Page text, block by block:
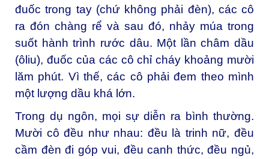
đuốc trong tay (chứ không phải đèn), các cô
ra đón chàng rể và sau đó, nhảy múa trong
suốt hành trình rước dâu. Một lần châm dầu
(ôliu), đuốc của các cô chỉ cháy khoảng mười
lăm phút. Vì thế, các cô phải đem theo mình
một lượng dầu khá lớn.
Trong dụ ngôn, mọi sự diễn ra bình thường.
Mười cô đều như nhau: đều là trinh nữ, đều
cầm đèn đi góp vui, đều canh thức, đều ngủ,